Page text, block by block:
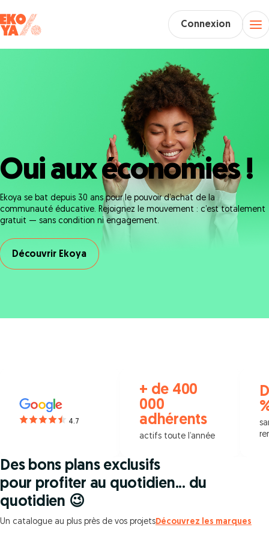
Connexion
Oui aux économies !
Ekoya se bat depuis 30 ans pour le pouvoir d’achat de la
communauté éducative. Rejoignez le mouvement : c’est totalement
gratuit — sans condition ni engagement.
Découvrir Ekoya
4.7
+ de 400
000
adhérents
actifs toute l’année
Des bons plans exclusifs
pour profiter au quotidien... du
quotidien 😉
Un catalogue au plus près de vos projetsDécouvrez les marques